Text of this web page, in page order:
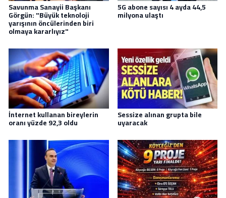
Savunma Sanayii Başkanı
Görgün: "Büyük teknoloji
yarışının öncülerinden biri
olmaya kararlıyız"
5G abone sayısı 4 ayda 44,5
milyona ulaştı
İnternet kullanan bireylerin
oranı yüzde 92,3 oldu
Sessize alınan grupta bile
uyaracak